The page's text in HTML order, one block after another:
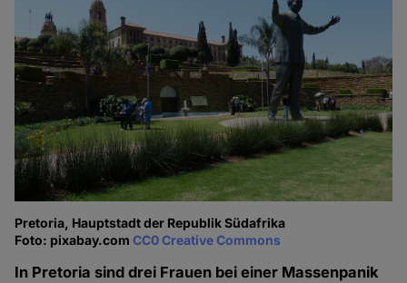
Pretoria, Hauptstadt der Republik Südafrika
Foto: pixabay.comCC0 Creative Commons
In Pretoria sind drei Frauen bei einer Massenpanik